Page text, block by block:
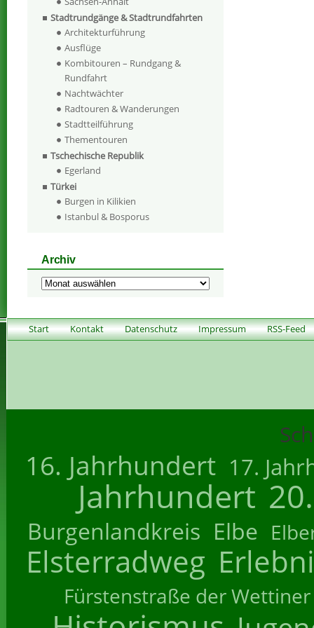
Stadtrundgänge & Stadtrundfahrten
Architekturführung
Ausflüge
Kombitouren – Rundgang &
Rundfahrt
Nachtwächter
Radtouren & Wanderungen
Stadtteilführung
Thementouren
Tschechische Republik
Egerland
Türkei
Burgen in Kilikien
Istanbul & Bosporus
Archiv
Archiv
Start Kontakt Datenschutz Impressum RSS-Feed
16. Jahrhundert 17.
Jahrhundert
Burgenlandkreis Elbe
Elsterradweg
Fürstenstraße der Wettiner